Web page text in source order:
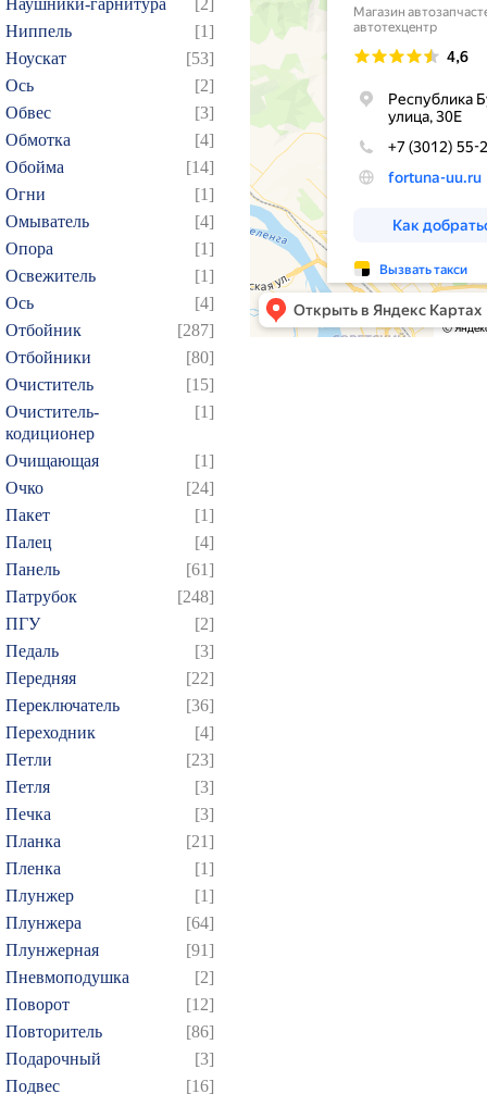
Наушники-гарнитура
[2]
Ниппель
[1]
Ноускат
[53]
Оcь
[2]
Обвес
[3]
Обмотка
[4]
Обойма
[14]
Огни
[1]
Омыватель
[4]
Опора
[1]
Освежитель
[1]
Ось
[4]
Отбойник
[287]
Отбойники
[80]
Очиститель
[15]
Очиститель-
кодиционер
[1]
Очищающая
[1]
Очко
[24]
Пакет
[1]
Палец
[4]
Панель
[61]
Патрубок
[248]
ПГУ
[2]
Педаль
[3]
Передняя
[22]
Переключатель
[36]
Переходник
[4]
Петли
[23]
Петля
[3]
Печка
[3]
Планка
[21]
Пленка
[1]
Плунжер
[1]
Плунжера
[64]
Плунжерная
[91]
Пневмоподушка
[2]
Поворот
[12]
Повторитель
[86]
Подарочный
[3]
Подвес
[16]